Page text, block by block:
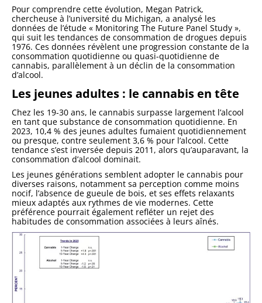
Pour comprendre cette évolution, Megan Patrick,
chercheuse à l’université du Michigan, a analysé les
données de l’étude « Monitoring The Future Panel Study »,
qui suit les tendances de consommation de drogues depuis
1976. Ces données révèlent une progression constante de la
consommation quotidienne ou quasi-quotidienne de
cannabis, parallèlement à un déclin de la consommation
d’alcool.
Les jeunes adultes : le cannabis en tête
Chez les 19-30 ans, le cannabis surpasse largement l’alcool
en tant que substance de consommation quotidienne. En
2023, 10,4 % des jeunes adultes fumaient quotidiennement
ou presque, contre seulement 3,6 % pour l’alcool. Cette
tendance s’est inversée depuis 2011, alors qu’auparavant, la
consommation d’alcool dominait.
Les jeunes générations semblent adopter le cannabis pour
diverses raisons, notamment sa perception comme moins
nocif, l’absence de gueule de bois, et ses effets relaxants
mieux adaptés aux rythmes de vie modernes. Cette
préférence pourrait également refléter un rejet des
habitudes de consommation associées à leurs aînés.